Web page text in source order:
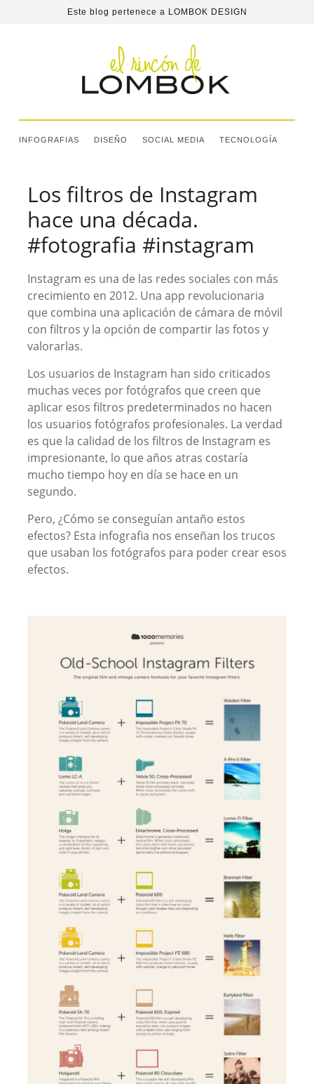
Este blog pertenece a LOMBOK DESIGN
INFOGRAFIAS DISEÑO SOCIAL MEDIA TECNOLOGÍA
Los filtros de Instagram
hace una década.
#fotografia #instagram
Instagram es una de las redes sociales con más
crecimiento en 2012. Una app revolucionaria
que combina una aplicación de cámara de móvil
con filtros y la opción de compartir las fotos y
valorarlas.
Los usuarios de Instagram han sido criticados
muchas veces por fotógrafos que creen que
aplicar esos filtros predeterminados no hacen
los usuarios fotógrafos profesionales. La verdad
es que la calidad de los filtros de Instagram es
impresionante, lo que años atras costaría
mucho tiempo hoy en día se hace en un
segundo.
Pero, ¿Cómo se conseguían antaño estos
efectos? Esta infografia nos enseñan los trucos
que usaban los fotógrafos para poder crear esos
efectos.